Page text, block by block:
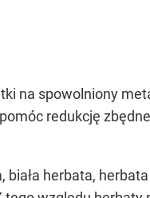
na spowolniony
redukcję
herbata,